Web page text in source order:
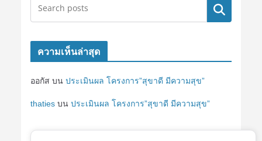
ค้นหา
ความเห็นล่าสุด
ออกัส บน ประเมินผล โครงการ”สุขาดี มีความสุข”
thatiesบน ประเมินผล โครงการ”สุขาดี มีความสุข”